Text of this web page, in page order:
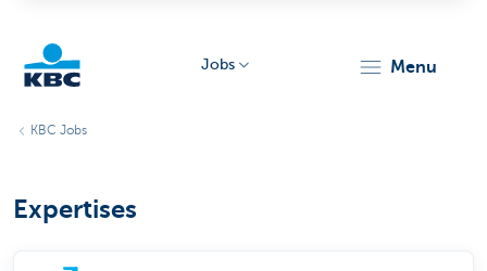
Jobs menu
KBC Jobs
Expertises